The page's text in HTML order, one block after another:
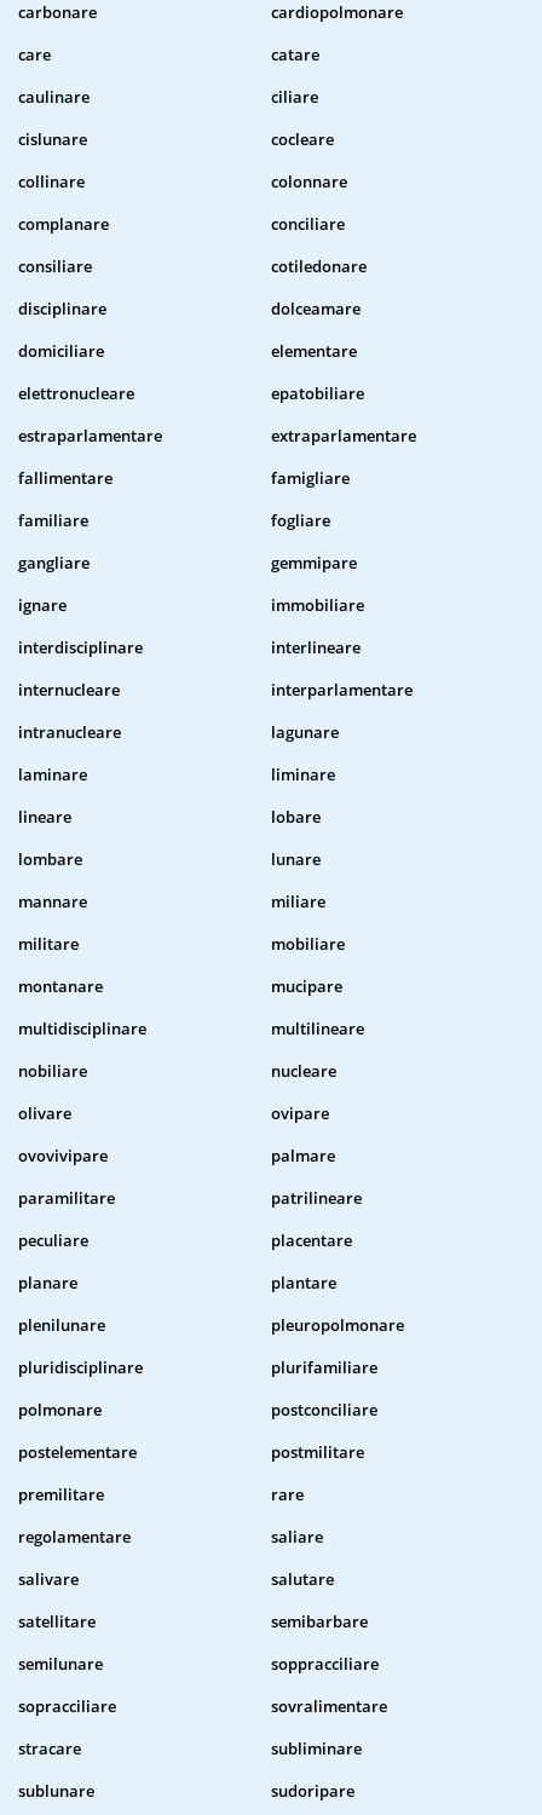
carbonare
cardiopolmonare
care
catare
caulinare
ciliare
cislunare
cocleare
collinare
colonnare
complanare
conciliare
consiliare
cotiledonare
disciplinare
dolceamare
domiciliare
elementare
elettronucleare
epatobiliare
estraparlamentare
extraparlamentare
fallimentare
famigliare
familiare
fogliare
gangliare
gemmipare
ignare
immobiliare
interdisciplinare
interlineare
internucleare
interparlamentare
intranucleare
lagunare
laminare
liminare
lineare
lobare
lombare
lunare
mannare
miliare
militare
mobiliare
montanare
mucipare
multidisciplinare
multilineare
nobiliare
nucleare
olivare
ovipare
ovovivipare
palmare
paramilitare
patrilineare
peculiare
placentare
planare
plantare
plenilunare
pleuropolmonare
pluridisciplinare
plurifamiliare
polmonare
postconciliare
postelementare
postmilitare
premilitare
rare
regolamentare
saliare
salivare
salutare
satellitare
semibarbare
semilunare
soppracciliare
sopracciliare
sovralimentare
stracare
subliminare
sublunare
sudoripare